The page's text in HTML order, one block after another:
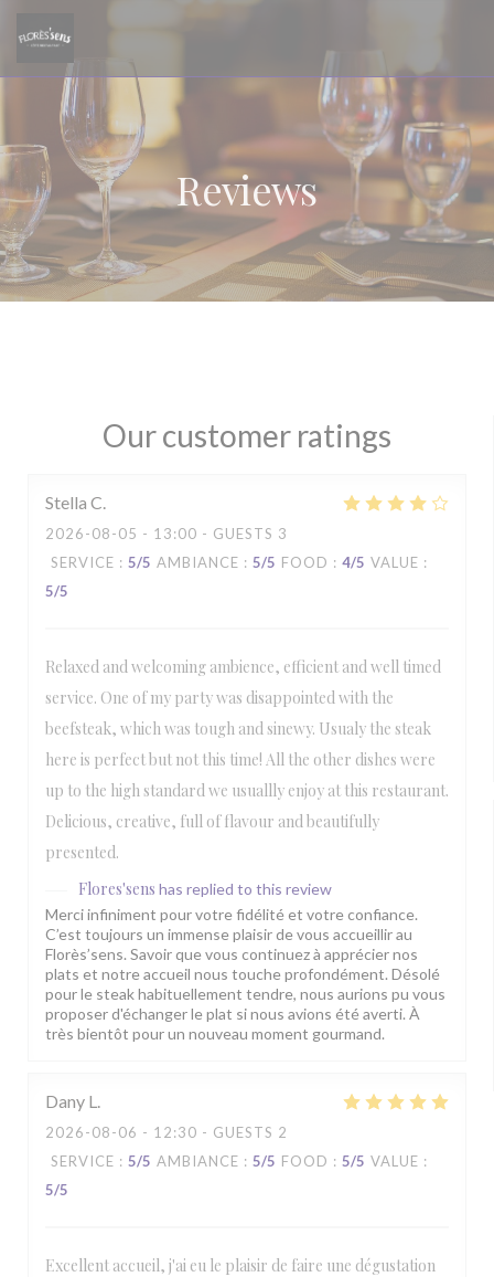
Reviews
Our customer ratings
Stella C
2026-08-05 - 13:00 - GUESTS 3
SERVICE : 5/5 AMBIANCE : 5/5 FOOD : 4/5 VALUE :
5/5
Relaxed and welcoming ambience, efficient and well timed
service. One of my party was disappointed with the
beefsteak, which was tough and sinewy. Usualy the steak
here is perfect but not this time! All the other dishes were
up to the high standard we usuallly enjoy at this restaurant.
Delicious, creative, full of flavour and beautifully
presented.
Flores'sens has replied to this review
Merci infiniment pour votre fidélité et votre confiance.
C’est toujours un immense plaisir de vous accueillir au
Florès’sens. Savoir que vous continuez à apprécier nos
plats et notre accueil nous touche profondément. Désolé
pour le steak habituellement tendre, nous aurions pu vous
proposer d'échanger le plat si nous avions été averti. À
très bientôt pour un nouveau moment gourmand.
Dany L
2026-08-06 - 12:30 - GUESTS 2
SERVICE : 5/5 AMBIANCE : 5/5 FOOD : 5/5 VALUE :
5/5
Excellent accueil, j'ai eu le plaisir de faire une dégustation